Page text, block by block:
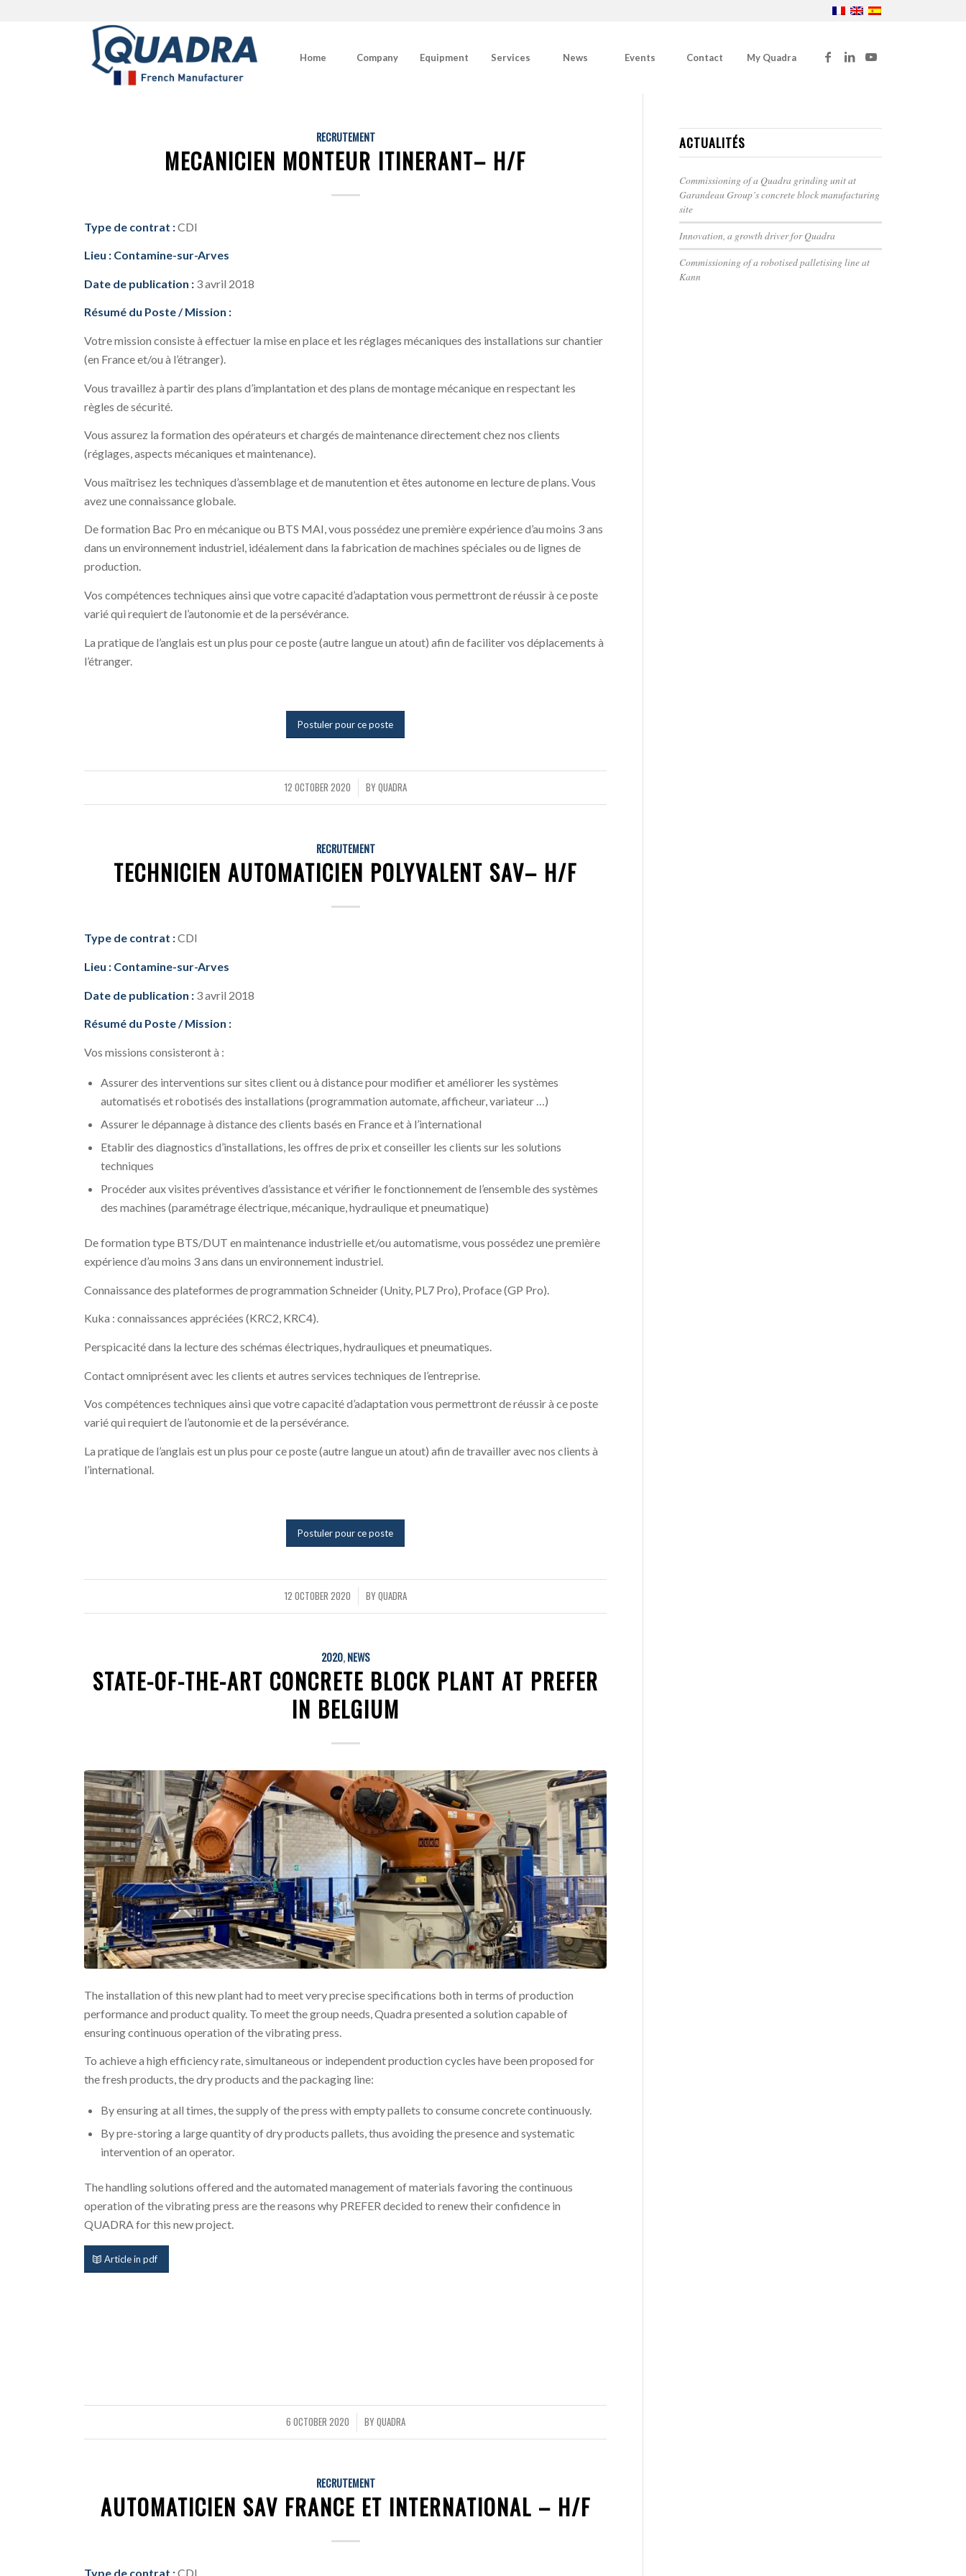
Home Company Equipment Services News Events Contact My Quadra
RECRUTEMENT
MECANICIEN MONTEUR ITINERANT– H/F
Type de contrat :CDI
Lieu : Contamine-sur-Arves
Date de publication : 3 avril 2018
Résumé du Poste / Mission :
Votre mission consiste à effectuer la mise en place et les réglages mécaniques des installations sur chantier
(en France et/ou à l’étranger).
Vous travaillez à partir des plans d’implantation et des plans de montage mécanique en respectant les
règles de sécurité.
Vous assurez la formation des opérateurs et chargés de maintenance directement chez nos clients
(réglages, aspects mécaniques et maintenance).
Vous maîtrisez les techniques d’assemblage et de manutention et êtes autonome en lecture de plans. Vous
avez une connaissance globale.
De formation Bac Pro en mécanique ou BTS MAI, vous possédez une première expérience d’au moins 3 ans
dans un environnement industriel, idéalement dans la fabrication de machines spéciales ou de lignes de
production.
Vos compétences techniques ainsi que votre capacité d’adaptation vous permettront de réussir à ce poste
varié qui requiert de l’autonomie et de la persévérance.
La pratique de l’anglais est un plus pour ce poste (autre langue un atout) afin de faciliter vos déplacements à
l’étranger.
Postuler pour ce poste
12 OCTOBER 2020
/ BYQUADRA
RECRUTEMENT
TECHNICIEN AUTOMATICIEN POLYVALENT SAV– H/F
Type de contrat :CDI
Lieu : Contamine-sur-Arves
Date de publication : 3 avril 2018
Résumé du Poste / Mission :
Vos missions consisteront à :
Assurer des interventions sur sites client ou à distance pour modifier et améliorer les systèmes
automatisés et robotisés des installations (programmation automate, afficheur, variateur …)
Assurer le dépannage à distance des clients basés en France et à l’international
Etablir des diagnostics d’installations, les offres de prix et conseiller les clients sur les solutions
techniques
Procéder aux visites préventives d’assistance et vérifier le fonctionnement de l’ensemble des systèmes
des machines (paramétrage électrique, mécanique, hydraulique et pneumatique)
De formation type BTS/DUT en maintenance industrielle et/ou automatisme, vous possédez une première
expérience d’au moins 3 ans dans un environnement industriel.
Connaissance des plateformes de programmation Schneider (Unity, PL7 Pro), Proface (GP Pro).
Kuka : connaissances appréciées (KRC2, KRC4).
Perspicacité dans la lecture des schémas électriques, hydrauliques et pneumatiques.
Contact omniprésent avec les clients et autres services techniques de l’entreprise.
Vos compétences techniques ainsi que votre capacité d’adaptation vous permettront de réussir à ce poste
varié qui requiert de l’autonomie et de la persévérance.
La pratique de l’anglais est un plus pour ce poste (autre langue un atout) afin de travailler avec nos clients à
l’international.
Postuler pour ce poste
12 OCTOBER 2020
/ BYQUADRA
2020,NEWS
STATE-OF-THE-ART CONCRETE BLOCK PLANT AT PREFER
IN BELGIUM
The installation of this new plant had to meet very precise specifications both in terms of production
performance and product quality. To meet the group needs, Quadra presented a solution capable of
ensuring continuous operation of the vibrating press.
To achieve a high efficiency rate, simultaneous or independent production cycles have been proposed for
the fresh products, the dry products and the packaging line:
By ensuring at all times, the supply of the press with empty pallets to consume concrete continuously.
By pre-storing a large quantity of dry products pallets, thus avoiding the presence and systematic
intervention of an operator.
The handling solutions offered and the automated management of materials favoring the continuous
operation of the vibrating press are the reasons why PREFER decided to renew their confidence in
QUADRA for this new project.
Article in pdf
6 OCTOBER 2020
/ BYQUADRA
RECRUTEMENT
AUTOMATICIEN SAV FRANCE ET INTERNATIONAL – H/F
Type de contrat :CDI
ACTUALITÉS
Commissioning of a Quadra grinding unit at
Garandeau Group’s concrete block manufacturing
site
Innovation, a growth driver for Quadra
Commissioning of a robotised palletising line at
Kann